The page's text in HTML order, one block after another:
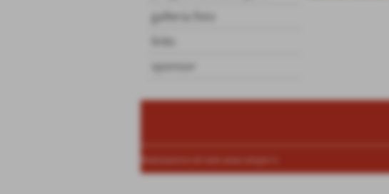
galleria foto
sponsor